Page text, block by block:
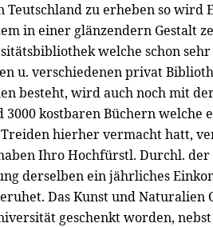
Teutschland zu erheben so wird
in einer glänzendern Gestalt
welche schon
u. verschiedenen privat
besteht, wird auch noch mit
kostbaren Büchern welche
Treiden hierher vermacht hatt,
Ihro Hochfürstl. Durchl.
derselben ein jährliches
Das Kunst und Naturalien
geschenkt worden,